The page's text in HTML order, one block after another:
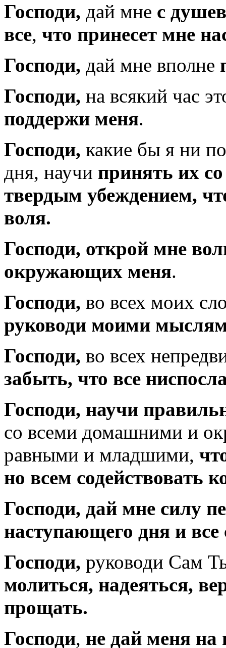
Господи, дай мне с
все, что принесет мне
Господи, дай мне вполне
Господи, на всякий час
поддержи меня.
Господи, какие бы я ни
дня, научи принять их
твердым убеждением,
воля.
Господи, открой мне
окружающих меня.
Господи, во всех моих
руководи моими
Господи, во всех
забыть, что все
Господи, научи
со всеми домашними и
равными и младшими,
но всем содействовать
Господи, дай мне силу
наступающего дня и
Господи, руководи Сам
молиться, надеяться,
прощать.
Господи, не дай меня